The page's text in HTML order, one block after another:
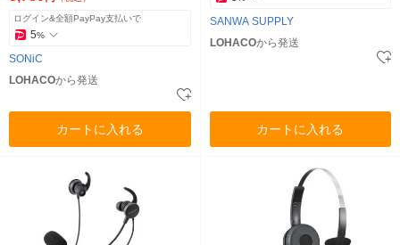
ログイン&全額PayPay支払いで
5%
SONiC
LOHACOから発送
カートに入れる
SANWA SUPPLY
LOHACOから発送
カートに入れる